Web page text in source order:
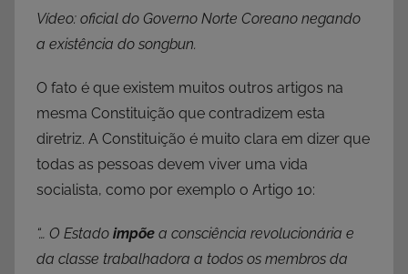
Vídeo: oficial do Governo Norte Coreano negando
a existência do songbun.
O fato é que existem muitos outros artigos na
mesma Constituição que contradizem esta
diretriz. A Constituição é muito clara em dizer que
todas as pessoas devem viver uma vida
socialista, como por exemplo o Artigo 10:
“… O Estado impõe a consciência revolucionária e
da classe trabalhadora a todos os membros da